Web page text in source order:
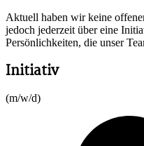
Aktuell haben wir keine
jedoch jederzeit über eine
Persönlichkeiten, die unser
Initiativ
(m/w/d)